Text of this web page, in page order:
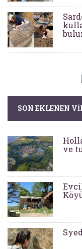
SON EKLENEN
ve